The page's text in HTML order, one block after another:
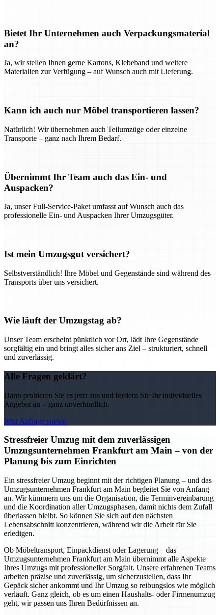
Bietet Ihr Unternehmen auch Verpackungsmaterial
an?
Ja, wir stellen Ihnen gerne Kartons, Klebeband und weitere
Materialien zur Verfügung – auf Wunsch auch mit Lieferung.
Kann ich auch nur Möbel transportieren lassen?
Natürlich! Wir übernehmen auch Teilumzüge oder einzelne
Transporte – ganz nach Ihrem Bedarf.
Übernimmt Ihr Team auch das Ein- und
Auspacken?
Ja, unser Full-Service-Paket umfasst auf Wunsch auch das
professionelle Ein- und Auspacken Ihrer Umzugsgüter.
Ist mein Umzugsgut versichert?
Selbstverständlich! Ihre Möbel und Gegenstände sind während des
Transports über uns versichert.
Wie läuft der Umzugstag ab?
Unser Team erscheint pünktlich vor Ort, lädt Ihre Gegenstände
sorgfältig ein und bringt alles sicher ans Ziel – strukturiert, schnell
und zuverlässig.
Alle Fragen geklärt?
Dann probieren Sie es jetzt aus und fordern Sie Ihr individuelles
Angebot an – ganz unverbindlich.
Jetzt Anfrage starten
Stressfreier Umzug mit dem zuverlässigen
Umzugsunternehmen Frankfurt am Main – von der
Planung bis zum Einrichten
Ein stressfreier Umzug beginnt mit der richtigen Planung – und das
Umzugsunternehmen Frankfurt am Main begleitet Sie von Anfang
an. Wir kümmern uns um die Organisation, die Terminvereinbarung
und die Koordination aller Umzugsphasen, damit nichts dem Zufall
überlassen bleibt. So können Sie sich auf den nächsten
Lebensabschnitt konzentrieren, während wir die Arbeit für Sie
erledigen.
Ob Möbeltransport, Einpackdienst oder Lagerung – das
Umzugsunternehmen Frankfurt am Main übernimmt alle Aspekte
Ihres Umzugs mit professioneller Sorgfalt. Unsere erfahrenen Teams
arbeiten präzise und zuverlässig, um sicherzustellen, dass Ihr
Gepäck sicher ankommt und Ihr Umzug so reibungslos wie möglich
verläuft. Ganz gleich, ob es um einen Haushalts- oder Firmenumzug
geht, wir passen uns Ihren Bedürfnissen an.